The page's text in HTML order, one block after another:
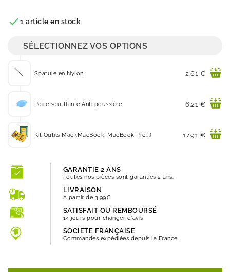
1 article en stock
SÉLECTIONNEZ VOS OPTIONS
Spatule en Nylon Prix
2.61 €
Poire soufflante Anti poussière Prix
6.21 €
Kit Outils Mac (MacBook, MacBook Pro...) Prix
17.91 €
GARANTIE 2 ANS
Toutes nos pièces sont garanties 2 ans.
LIVRAISON
A partir de 3.99€
SATISFAIT OU REMBOURSÉ
14 jours pour changer d'avis
SOCIETE FRANÇAISE
Commandes expédiées depuis la France